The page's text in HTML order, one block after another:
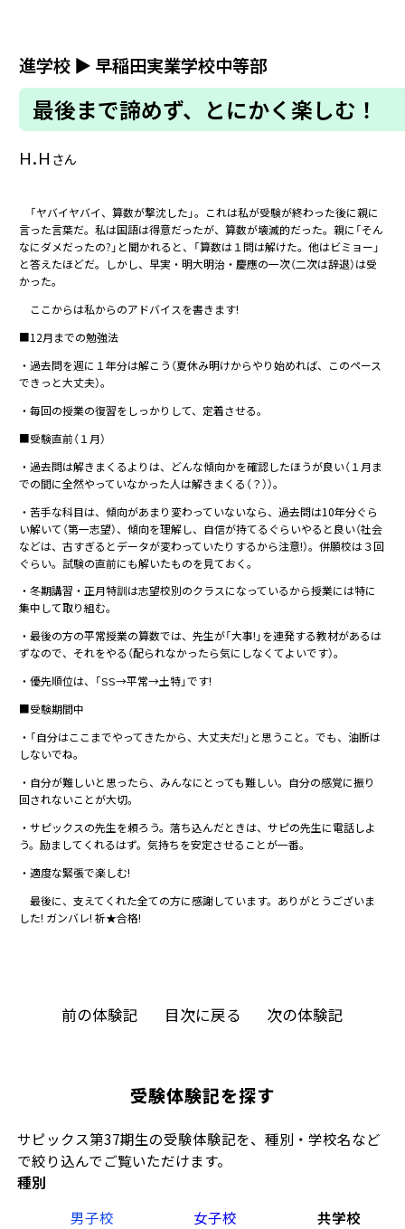
受験体験記を探す
サピックス第37期生の受験体験記を、種別・学校名など
で絞り込んでご覧いただけます。
種別
男子校
女子校
共学校
進学校 ▶ 早稲田実業学校中等部
最後まで諦めず、とにかく楽しむ！
H.H さん
「ヤバイヤバイ、算数が撃沈した」。これは私が受験が終わった後に親に
言った言葉だ。私は国語は得意だったが、算数が壊滅的だった。親に「そん
なにダメだったの?」と聞かれると、「算数は１問は解けた。他はビミョー」
と答えたほどだ。しかし、早実・明大明治・慶應の一次（二次は辞退）は受
かった。
ここからは私からのアドバイスを書きます!
■12月までの勉強法
・過去問を週に１年分は解こう（夏休み明けからやり始めれば、このペース
できっと大丈夫）。
・毎回の授業の復習をしっかりして、定着させる。
■受験直前（１月）
・過去問は解きまくるよりは、どんな傾向かを確認したほうが良い（１月ま
での間に全然やっていなかった人は解きまくる（？））。
・苦手な科目は、傾向があまり変わっていないなら、過去問は10年分ぐら
い解いて（第一志望）、傾向を理解し、自信が持てるぐらいやると良い（社会
などは、古すぎるとデータが変わっていたりするから注意!）。併願校は３回
ぐらい。試験の直前にも解いたものを見ておく。
・冬期講習・正月特訓は志望校別のクラスになっているから授業には特に
集中して取り組む。
・最後の方の平常授業の算数では、先生が「大事!」を連発する教材があるは
ずなので、それをやる（配られなかったら気にしなくてよいです）。
・優先順位は、「SS→平常→土特」です!
■受験期間中
・「自分はここまでやってきたから、大丈夫だ!」と思うこと。でも、油断は
しないでね。
・自分が難しいと思ったら、みんなにとっても難しい。自分の感覚に振り
回されないことが大切。
・サピックスの先生を頼ろう。落ち込んだときは、サピの先生に電話しよ
う。励ましてくれるはず。気持ちを安定させることが一番。
・適度な緊張で楽しむ!
最後に、支えてくれた全ての方に感謝しています。ありがとうございま
した! ガンバレ! 祈★合格!
前の体験記 目次に戻る 次の体験記